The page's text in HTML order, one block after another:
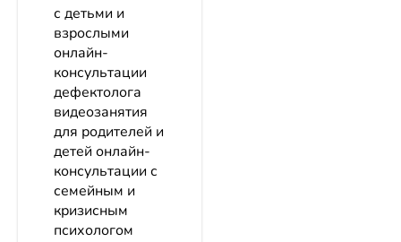
с детьми и
взрослыми
онлайн-
консультации
дефектолога
видеозанятия
для родителей и
детей онлайн-
консультации с
семейным и
кризисным
психологом